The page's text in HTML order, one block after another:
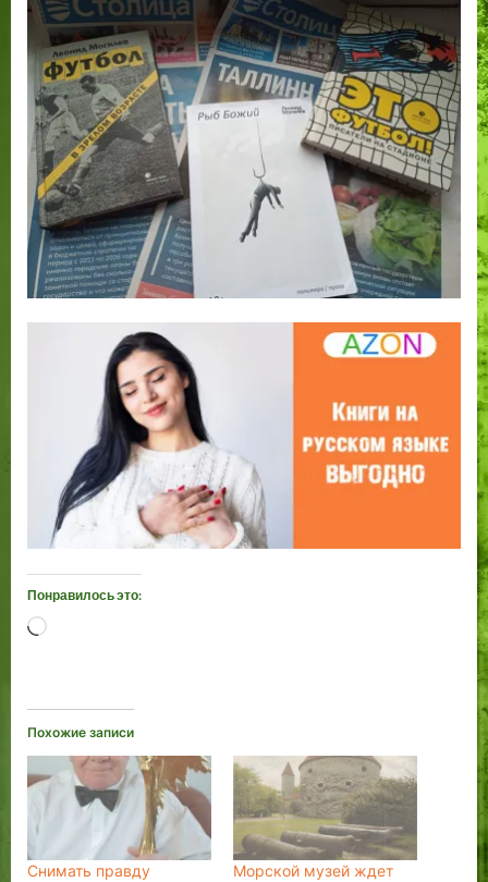
Понравилось это:
Загрузка…
Похожие записи
Снимать правду
Морской музей ждет